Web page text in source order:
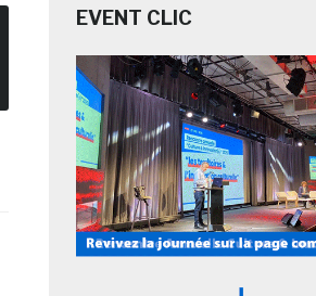
EVENT CLIC